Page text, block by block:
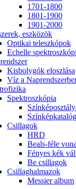
1701-1800
1801-1900
1901-2000
esz­kö­zök
Op­ti­kai te­lesz­kó­pok
Echel­le
Kis­boly­gók el­osz­lá­sa
Víz a
Spekt­rosz­kó­pia
Csil­la­gok
HRD
Be­als-fé­le
Fé­nyes kék
Be csil­la­gok
Csil­lag­hal­ma­zok
Mes­si­er al­bum